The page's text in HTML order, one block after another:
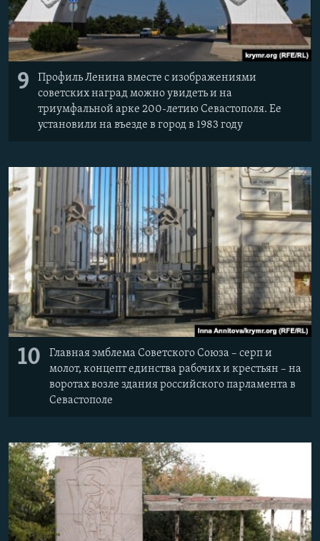
9
Профиль Ленина вместе с изображениями
советских наград можно увидеть и на
триумфальной арке 200-летию Севастополя. Ее
установили на въезде в город в 1983 году
10
Главная эмблема Советского Союза – серп и
молот, концепт единства рабочих и крестьян – на
воротах возле здания российского парламента в
Севастополе